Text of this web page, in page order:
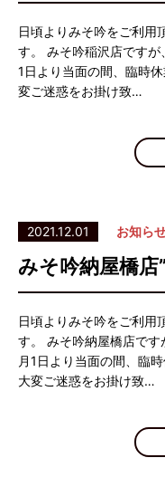
日頃よりみそ吟をご利用
す。 みそ吟稲沢店ですが
1日より当面の間、臨時
変ご迷惑をお掛け致…
2021.12.01 お知ら
みそ吟納屋橋店
日頃よりみそ吟をご利用
す。 みそ吟納屋橋店で
月1日より当面の間、臨
大変ご迷惑をお掛け致…